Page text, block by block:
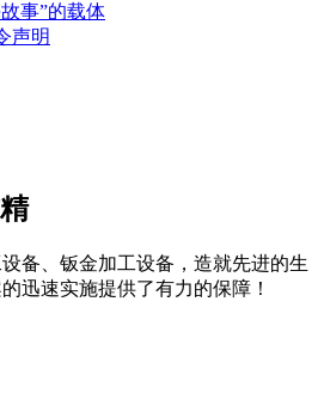
事”的载体
声明
备、钣金加工设备，造就先进的生
迅速实施提供了有力的保障！